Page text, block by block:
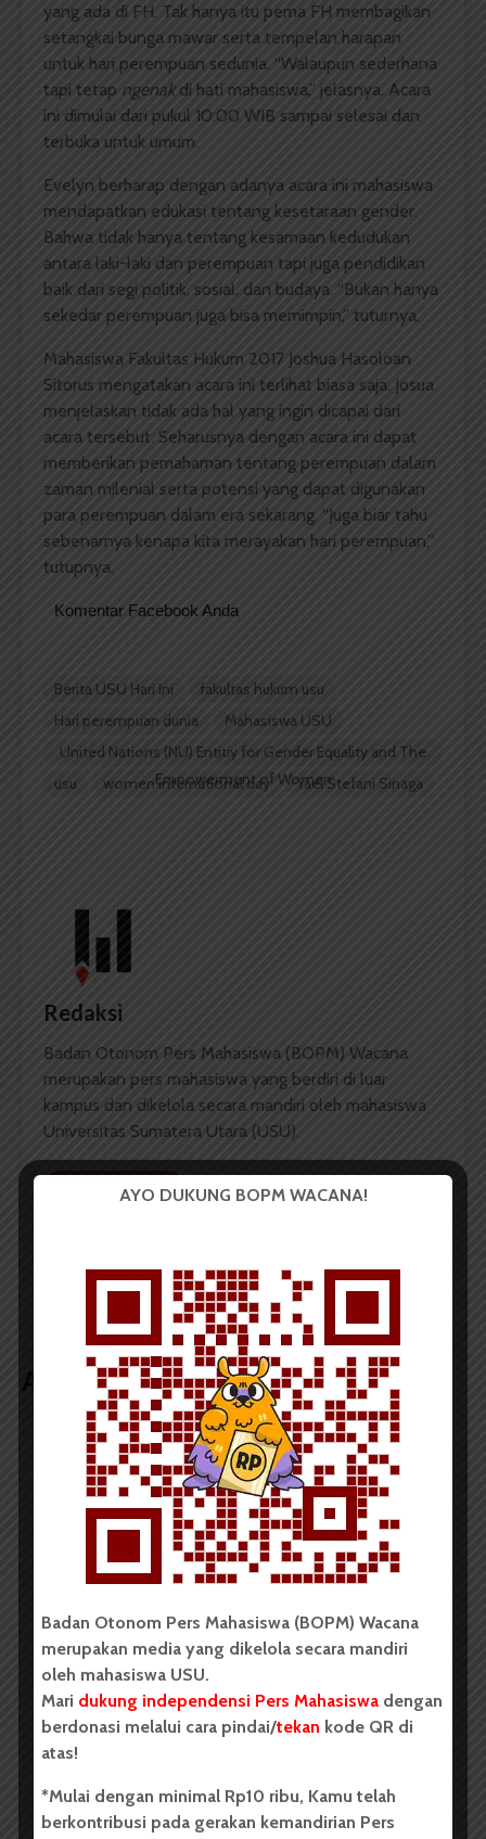
yang ada di FH. Tak hanya itu pema FH membagikan
setangkai bunga mawar serta tempelan harapan
untuk hari perempuan sedunia. “Walaupun sederhana
tapi tetap ngenakdi hati mahasiswa,” jelasnya. Acara
ini dimulai dari pukul 10:00 WIB sampai selesai dan
terbuka untuk umum.
Evelyn berharap dengan adanya acara ini mahasiswa
mendapatkan edukasi tentang kesetaraan gender.
Bahwa tidak hanya tentang kesamaan kedudukan
antara laki-laki dan perempuan tapi juga pendidikan
baik dari segi politik, sosial, dan budaya. “Bukan hanya
sekedar perempuan juga bisa memimpin,” tuturnya.
Mahasiswa Fakultas Hukum 2017 Joshua Hasoloan
Sitorus mengatakan acara ini terlihat biasa saja. Josua
menjelaskan tidak ada hal yang ingin dicapai dari
acara tersebut. Seharusnya dengan acara ini dapat
memberikan pemahaman tentang perempuan dalam
zaman milenial serta potensi yang dapat digunakan
para perempuan dalam era sekarang. “Juga biar tahu
sebenarnya kenapa kita merayakan hari perempuan,”
tutupnya.
Komentar Facebook Anda
Berita USU Hari Ini
fakultas hukum usu
Hari perempuan dunia
Mahasiswa USU
United Nations (NU) Entitiy for Gender Equality and The
Empowerment of Women
usu women international day Yael Stefani Sinaga
Redaksi
Badan Otonom Pers Mahasiswa (BOPM) Wacana
merupakan pers mahasiswa yang berdiri di luar
kampus dan dikelola secara mandiri oleh mahasiswa
Universitas Sumatera Utara (USU).
LIHAT SEMUA ARTIKEL
FK Gelar Pemira Kedua
Khawatir Komisioner
Tamat, KPU USU Ingin
Artikel terkait lain
BERITA KAMPUS
Tim Mahasiswa USU Raih Juara I
Vokal Grup Pada PEKSIMIDA 2026
Dark Mode | Moda Gelap
Oleh: Cyntia Lorena Br Tarigan USU, wacana.org –
Tim mahasiswa Universitas Sumatera Utara...
Redaksi 2 menit waktu baca
BERITA KAMPUS
AYO DUKUNG BOPM WACANA!
Badan Otonom Pers Mahasiswa (BOPM) Wacana
merupakan media yang dikelola secara mandiri
oleh mahasiswa USU.
Mari dukung independensi Pers Mahasiswa dengan
berdonasi melalui cara pindai/tekan kode QR di
atas!
*Mulai dengan minimal Rp10 ribu, Kamu telah
berkontribusi pada gerakan kemandirian Pers